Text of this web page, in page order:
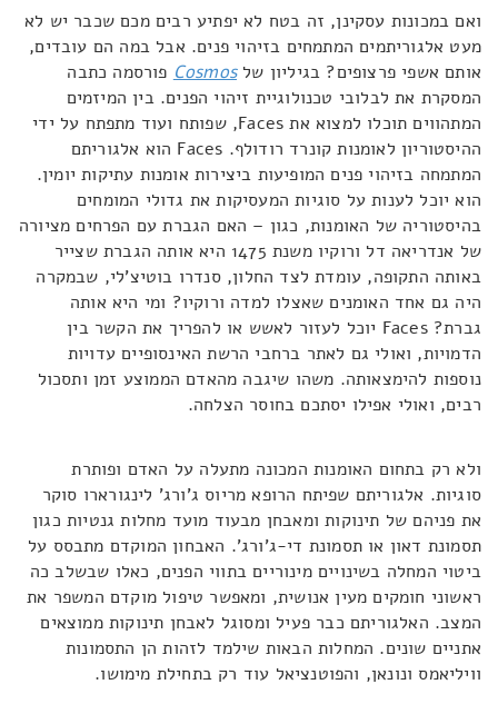
ואם במכונות עסקינן, זה בטח לא יפתיע רבים מכם שכבר יש לא
מעט אלגוריתמים המתמחים בזיהוי פנים. אבל במה הם עובדים,
אותם אשפי פרצופים? בגיליון שלCosmos פורסמה כתבה
המסקרת את לבלובי טכנולוגיית זיהוי הפנים. בין המיזמים
המתהווים תוכלו למצוא את Faces, שפותח ועוד מתפתח על ידי
ההיסטוריון לאומנות קונרד רודולף. Faces הוא אלגוריתם
המתמחה בזיהוי פנים המופיעות ביצירות אומנות עתיקות יומין.
הוא יוכל לענות על סוגיות המעסיקות את גדולי המומחים
בהיסטוריה של האומנות, כגון – האם הגברת עם הפרחים מציורה
של אנדריאה דל ורוקיו משנת 1475 היא אותה הגברת שצייר
באותה התקופה, עומדת לצד החלון, סנדרו בוטיצ'לי, שבמקרה
היה גם אחד האומנים שאצלו למדה ורוקיו? ומי היא אותה
גברת? Faces יוכל לעזור לאשש או להפריך את הקשר בין
הדמויות, ואולי גם לאתר ברחבי הרשת האינסופיים עדויות
נוספות להימצאותה. משהו שיגבה מהאדם הממוצע זמן ותסכול
רבים, ואולי אפילו יסתכם בחוסר הצלחה.
ולא רק בתחום האומנות המכונה מתעלה על האדם ופותרת
סוגיות. אלגוריתם שפיתח הרופא מריוס ג'ורג' לינגורארו סוקר
את פניהם של תינוקות ומאבחן מבעוד מועד מחלות גנטיות כגון
תסמונת דאון או תסמונת די-ג'ורג'. האבחון המוקדם מתבסס על
ביטוי המחלה בשינויים מינוריים בתווי הפנים, כאלו שבשלב כה
ראשוני חומקים מעין אנושית, ומאפשר טיפול מוקדם המשפר את
המצב. האלגוריתם כבר פעיל ומסוגל לאבחן תינוקות ממוצאים
אתניים שונים. המחלות הבאות שילמד לזהות הן התסמונות
וויליאמס ונונאן, והפוטנציאל עוד רק בתחילת מימושו.